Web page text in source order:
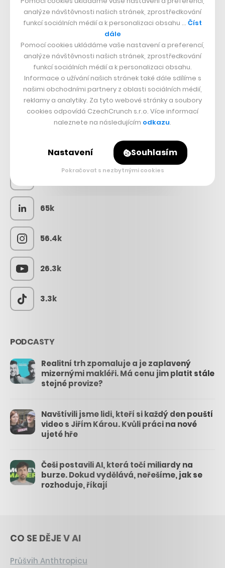
SLEDUJTE NÁS
73k
65k
56.4k
26.3k
3.3k
PODCASTY
Realitní trh zpomaluje a je zaplavený
mizernými makléři. Má cenu jim platit stále
stejné provize?
Navštívili jsme lidi, kteří si každý den pouští
video s Jiřím Károu. Kvůli práci na nové
ujeté hře
Češi postavili AI, která točí miliardy na
burze. Dokud vydělává, neřešíme, jak se
rozhoduje, říkají
CO SE DĚJE V AI
Průšvih Anthtropicu
analýze návštěvnosti našich stránek, zprostředkování
funkcí sociálních médií a k personalizaci obsahu … Číst
dále
Pomocí cookies ukládáme vaše nastavení a preferencí,
analýze návštěvnosti našich stránek, zprostředkování
funkcí sociálních médií a k personalizaci obsahu.
Informace o užívání našich stránek také dále sdílíme s
našimi obchodními partnery z oblasti sociálních médií,
reklamy a analytiky. Za tyto webové stránky a soubory
cookies odpovídá CzechCrunch s.r.o. Více informací
naleznete na následujícím odkazu.
Nastavení Souhlasím
Pokračovat s nezbytnými cookies